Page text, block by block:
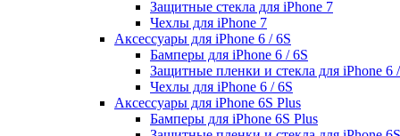
Защитные стекла для iPhone 7
Чехлы для iPhone 7
Аксессуары для iPhone 6 / 6S
Бамперы для iPhone 6 / 6S
Защитные пленки и стекла для iPhone 6
Чехлы для iPhone 6 / 6S
Аксессуары для iPhone 6S Plus
Бамперы для iPhone 6S Plus